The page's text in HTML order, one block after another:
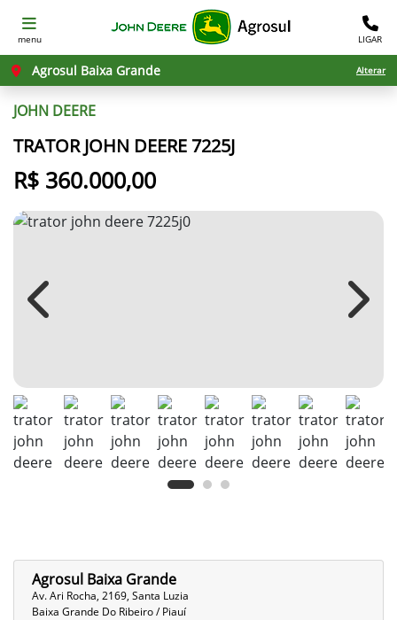
menu LIGAR
Agrosul Baixa Grande Alterar
JOHN DEERE
TRATOR JOHN DEERE 7225J
R$ 360.000,00
Previous Next
Agrosul Baixa Grande
Av. Ari Rocha, 2169, Santa Luzia
Baixa Grande Do Ribeiro / Piauí